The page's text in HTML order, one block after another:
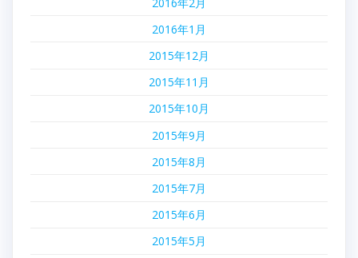
2016年1月
2015年12月
2015年11月
2015年10月
2015年9月
2015年8月
2015年7月
2015年6月
2015年5月